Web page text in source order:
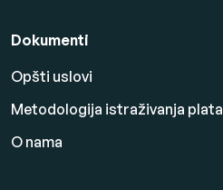
Dokumenti
Opšti uslovi
Metodologija istraživanja plata
O nama